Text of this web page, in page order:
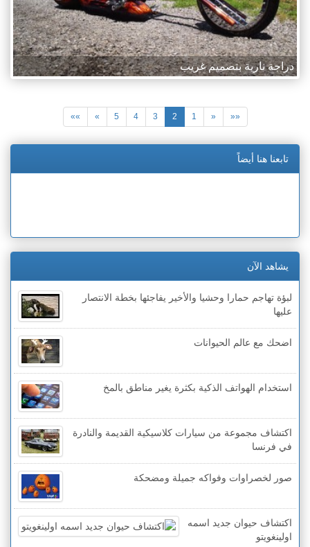
دراجة نارية بتصميم غريب
««
«
1
2
3
4
5
»
»»
تابعنا هنا أيضاً
يشاهد الآن
لبؤة تهاجم حمارا وحشيا والأخير يفاجئها بخطة الانتصار
عليها
اضحك مع عالم الحيوانات
استخدام الهواتف الذكية بكثرة يغير مناطق بالمخ
اكتشاف مجموعة من سيارات كلاسيكية القديمة والنادرة
في فرنسا
صور لخصراوات وفواكه جميلة ومضحكة
اكتشاف حيوان جديد اسمه
اولينغويتو